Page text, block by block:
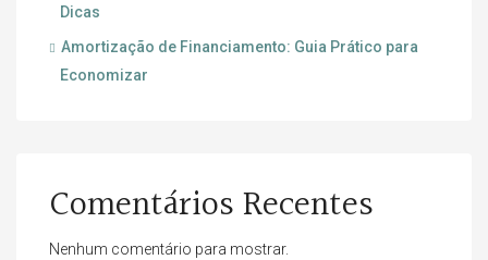
Dicas
Amortização de Financiamento: Guia Prático para
Economizar
Comentários Recentes
Nenhum comentário para mostrar.